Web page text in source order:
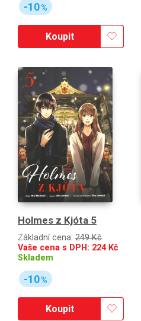
-10%
Koupit
Holmes z Kjóta 5
Základní cena: 249 Kč
Vaše cena s DPH: 224Kč
Skladem
-10%
Koupit